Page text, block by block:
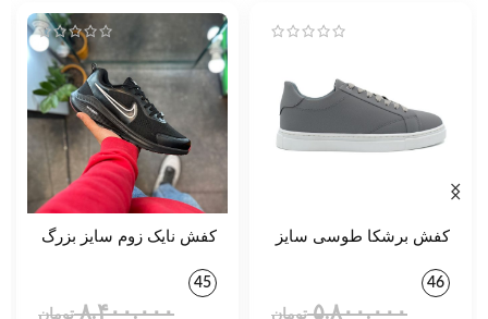
کفش برشکا طوسی سایز
46
۵.۸۰۰.۰۰۰ تومان
کفش نایک زوم سایز بزرگ
45
۸.۴۰۰.۰۰۰ تومان